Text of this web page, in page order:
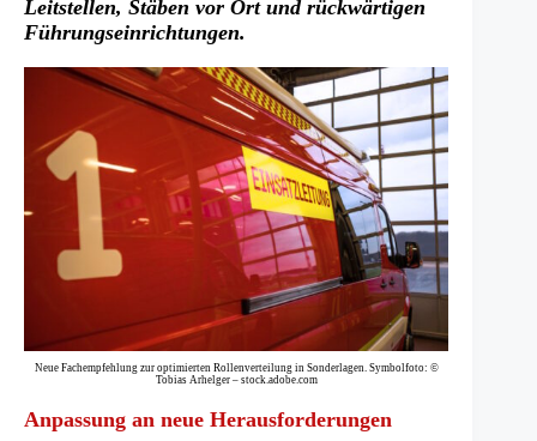
Leitstellen, Stäben vor Ort und rückwärtigen
Führungseinrichtungen.
Neue Fachempfehlung zur optimierten Rollenverteilung in Sonderlagen. Symbolfoto: ©
Tobias Arhelger – stock.adobe.com
Anpassung an neue Herausforderungen